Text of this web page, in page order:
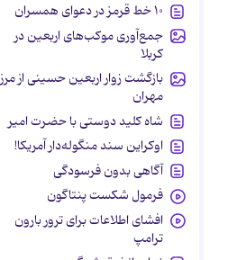
۱۰ خط قرمز در دعوای همسران
جمع‌آوری موکب‌های اربعین در
کربلا
بازگشت زوار اربعین حسینی از مرز
مهران
شاه کلید دوستی با حضرت امیر
اوکراین سند منگوله‌دار آمریکا!
آگاهی بدون فرسودگی
فرمول شکست پنتاگون
افشای اطلاعات برای ترور بارون
ترامپ